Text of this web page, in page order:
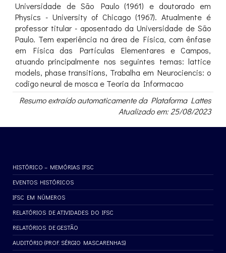
Universidade de São Paulo (1961) e doutorado em
Physics - University of Chicago (1967). Atualmente é
professor titular - aposentado da Universidade de São
Paulo. Tem experiência na área de Física, com ênfase
em Física das Partículas Elementares e Campos,
atuando principalmente nos seguintes temas: lattice
models, phase transitions, Trabalha em Neurociencis: o
codigo neural de mosca e Teoria da Informacao
Resumo extraído automaticamente da Plataforma Lattes
Atualizado em: 25/08/2023
HISTÓRICO – MEMÓRIAS IFSC
EVENTOS HISTÓRICOS
IFSC EM NÚMEROS
RELATÓRIOS DE ATIVIDADES DO IFSC
RELATÓRIOS DE GESTÃO
AUDITÓRIO (PROF. SÉRGIO MASCARENHAS)